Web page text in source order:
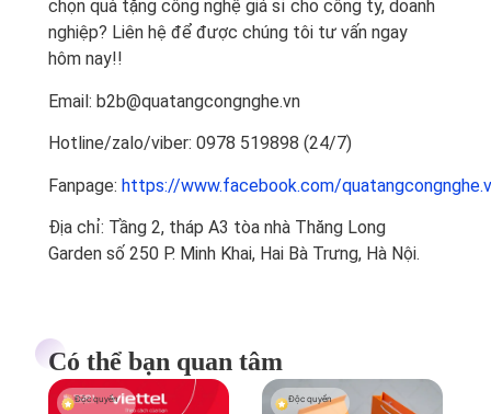
chọn quà tặng công nghệ giá sỉ cho công ty, doanh
nghiệp? Liên hệ để được chúng tôi tư vấn ngay
hôm nay!!
Email: b2b@quatangcongnghe.vn
Hotline/zalo/viber: 0978 519898‬ (24/7)
Fanpage: https://www.facebook.com/
Địa chỉ: Tầng 2, tháp A3 tòa nhà Thăng Long
Garden số 250 P. Minh Khai, Hai Bà Trưng, Hà Nội.
Có thể bạn quan tâm
Độc quyền Độc quyền